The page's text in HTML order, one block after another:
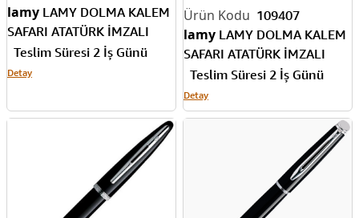
lamy LAMY DOLMA KALEM
SAFARI ATATÜRK İMZALI
BEYAZ M UÇ 19BA-M
Teslim Süresi 2 İş Günü
Detay
109407
lamy LAMY DOLMA KALEM
SAFARI ATATÜRK İMZALI
SİYAH M UÇ 19SA-M
Teslim Süresi 2 İş Günü
Detay